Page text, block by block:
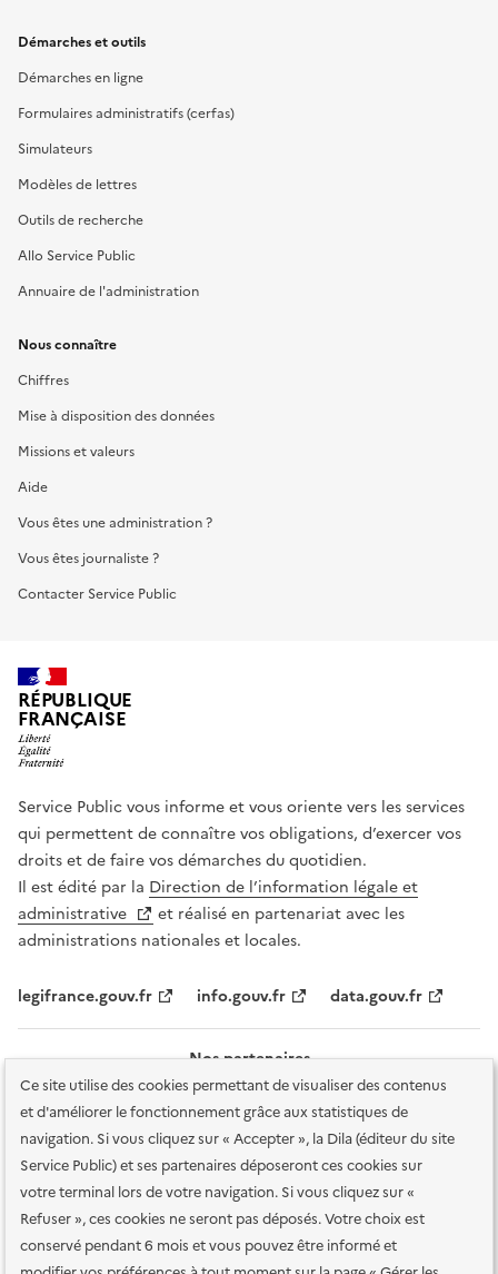
Ce site utilise des cookies permettant de visualiser des contenus
et d'améliorer le fonctionnement grâce aux statistiques de
navigation. Si vous cliquez sur « Accepter », la Dila (éditeur du site
Service Public) et ses partenaires déposeront ces cookies sur
votre terminal lors de votre navigation. Si vous cliquez sur «
Refuser », ces cookies ne seront pas déposés. Votre choix est
conservé pendant 6 mois et vous pouvez être informé et
Démarches et outils
Démarches en ligne
Formulaires administratifs (cerfas)
Simulateurs
Modèles de lettres
Outils de recherche
Allo Service Public
Annuaire de l'administration
Nous connaître
Chiffres
Mise à disposition des données
Missions et valeurs
Aide
Vous êtes une administration ?
Vous êtes journaliste ?
Contacter Service Public
RÉPUBLIQUE
FRANÇAISE
Service Public vous informe et vous oriente vers les services
qui permettent de connaître vos obligations, d’exercer vos
droits et de faire vos démarches du quotidien.
Il est édité par la Direction de l’information légale et
administrative
et réalisé en partenariat avec les
administrations nationales et locales.
legifrance.gouv.fr info.gouv.fr data.gouv.fr
Nos partenaires
Plan du site Accessibilité : totalement conforme
Accessibilité des
services en ligne Mentions légales Données personnelles et sécurité